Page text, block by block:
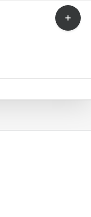
Toggle
Sliding
Bar